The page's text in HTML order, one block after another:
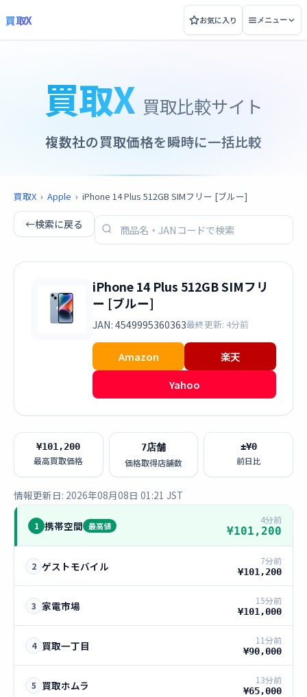
買取X お気に入り メニュー
買取X 買取比較サイト
複数社の買取価格を瞬時に一括比較
買取X › Apple › iPhone 14 Plus 512GB SIMフリー [ブルー]
←検索に戻る
iPhone 14 Plus 512GB SIMフリ
ー [ブルー]
JAN: 4549995360363最終更新: 4分前
Amazon
楽天
Yahoo
¥101,200
最高買取価格
7店舗
価格取得店舗数
±¥0
前日比
情報更新日: 2026年08月08日 01:21 JST
1 携帯空間 最高値
4分前
¥101,200
2 ゲストモバイル 7分前
¥101,200
3 家電市場 15分前
¥101,000
4 買取一丁目 11分前
¥90,000
5 買取ホムラ 13分前
¥65,000